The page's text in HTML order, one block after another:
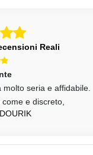
Reali
molto seria e affidabile.
e discreto,